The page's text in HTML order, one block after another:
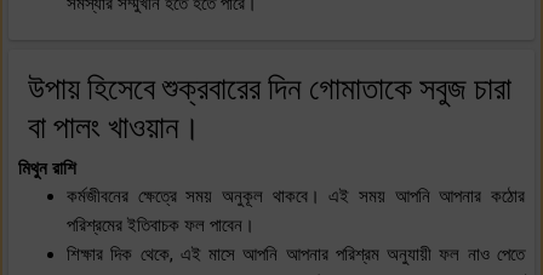
উপায় হিসেবে শুক্রবারের দিন গোমাতাকে সবুজ চারা
বা পালং খাওয়ান।
মিথুন রাশি
কর্মজীবনের ক্ষেত্রে সময় অনুকূল থাকবে। এই সময় আপনি আপনার কঠোর
পরিশ্রমের ইতিবাচক ফল পাবেন।
শিক্ষার দিক থেকে, এই মাসে আপনি আপনার পরিশ্রম অনুযায়ী ফল নাও পেতে